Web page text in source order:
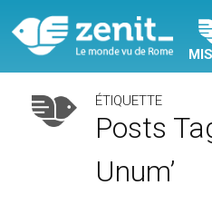
ÉTIQUETTE
Posts
Unum’